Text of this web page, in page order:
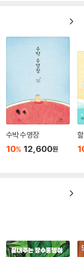
수박 수영장
10% 12,600원